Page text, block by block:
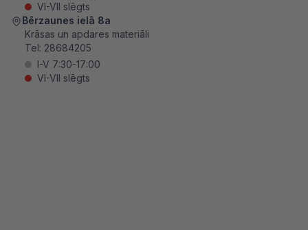
VI-VII slēgts
Bērzaunes ielā 8a
Krāsas un apdares materiāli
Tel: 28684205
I-V 7:30-17:00
VI-VII slēgts